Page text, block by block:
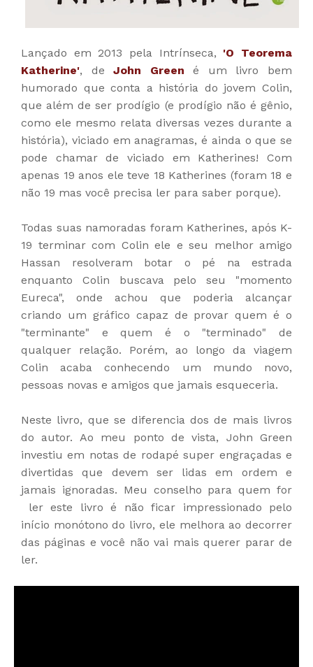
Lançado em 2013 pela Intrínseca, 'O Teorema
Katherine', deJohn Green é um livro bem
humorado que conta a história do jovem Colin,
que além de ser prodígio (e prodígio não é gênio,
como ele mesmo relata diversas vezes durante a
história), viciado em anagramas, é ainda o que se
pode chamar de viciado em Katherines! Com
apenas 19 anos ele teve 18 Katherines (foram 18 e
não 19 mas você precisa ler para saber porque).
Todas suas namoradas foram Katherines, após K-
19 terminar com Colin ele e seu melhor amigo
Hassan resolveram botar o pé na estrada
enquanto Colin buscava pelo seu "momento
Eureca", onde achou que poderia alcançar
criando um gráfico capaz de provar quem é o
"terminante" e quem é o "terminado" de
qualquer relação. Porém, ao longo da viagem
Colin acaba conhecendo um mundo novo,
pessoas novas e amigos que jamais esqueceria.
Neste livro, que se diferencia dos de mais livros
do autor. Ao meu ponto de vista, John Green
investiu em notas de rodapé super engraçadas e
divertidas que devem ser lidas em ordem e
jamais ignoradas. Meu conselho para quem for
ler este livro é não ficar impressionado pelo
início monótono do livro, ele melhora ao decorrer
das páginas e você não vai mais querer parar de
ler.